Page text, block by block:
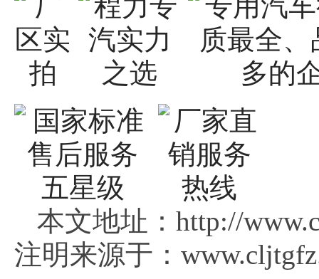
本文地址：http://
注明来源于：